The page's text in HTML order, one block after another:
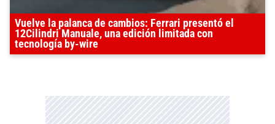
Vuelve la palanca de cambios: Ferrari presentó el
12Cilindri Manuale, una edición limitada con
tecnología by-wire